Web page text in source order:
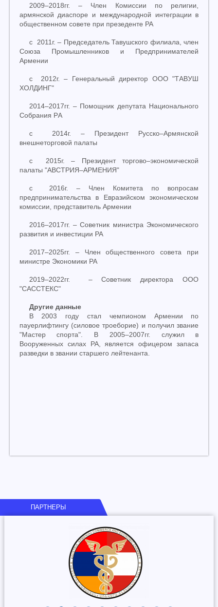
2009–2018гг.– Член Комиссии по религии,
армянской диаспоре и международной интеграции в
общественном совете при презеденте РА
с 2011г.– Председатель Тавушского филиала, член
Союза Промышленников и Предпринимателей
Армении
с 2012г.– Генеральный директор ООО "ТАВУШ
ХОЛДИНГ"
2014–2017гг.– Помощник депутата Национального
Собрания РA
с 2014г.– Президент Русско–Армянской
внешнеторговой палаты
с 2015г.– Президент торгово–экономической
палаты "АВСТРИЯ–АРМЕНИЯ"
с 2016г. – Член Комитета по вопросам
предпринимательства в Евразийском экономическом
комиссии, представитель Армении
2016–2017гг.–Советник министра Экономического
развития и инвестиции РА
2017–2025гг. – Член общественного совета при
министре Экономики РА
2019–2022гг. –Советник директора ООО
"САССТЕКС"
Другие данные
В 2003 году стал чемпионом Армении по
пауерлифтингу (силовое троеборие) и получил звание
"Мастер спорта". В 2005–2007гг. служил в
Вооруженных силах РА, является офицером запаса
разведки в звании старшего лейтенанта.
ПАРТНЕРЫ